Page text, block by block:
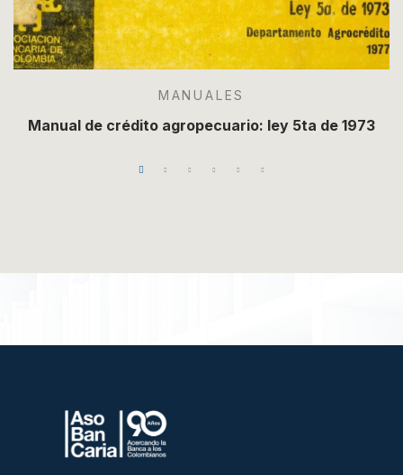
MANUALES
Manual de crédito agropecuario: ley 5ta de 1973